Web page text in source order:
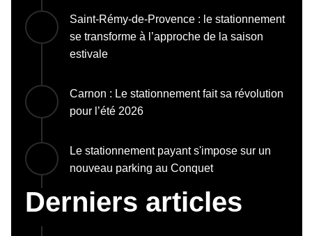
Saint-Rémy-de-Provence : le stationnement
se transforme à l’approche de la saison
estivale
Carnon : Le stationnement fait sa révolution
pour l’été 2026
Le stationnement payant s'impose sur un
nouveau parking au Conquet
Derniers articles